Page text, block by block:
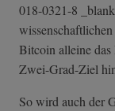
018-0321-8
Bitcoin alleine
Zwei-Grad-Ziel
So wird auch der